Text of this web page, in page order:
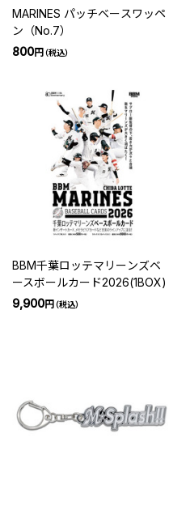
MARINES パッチベースワッペ
ン（No.7）
800円（税込）
BBM千葉ロッテマリーンズベ
ースボールカード2026(1BOX)
9,900円（税込）